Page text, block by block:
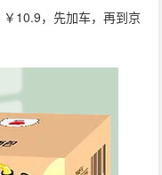
￥10.9，先加车，再到京